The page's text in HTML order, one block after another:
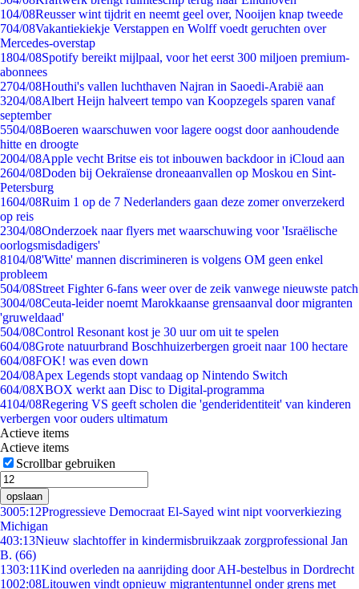
104/08Reusser wint tijdrit en neemt geel over, Nooijen knap tweede
704/08Vakantiekiekje Verstappen en Wolff voedt geruchten over
Mercedes-overstap
1804/08Spotify bereikt mijlpaal, voor het eerst 300 miljoen premium-
abonnees
2704/08Houthi's vallen luchthaven Najran in Saoedi-Arabië aan
3204/08Albert Heijn halveert tempo van Koopzegels sparen vanaf
september
5504/08Boeren waarschuwen voor lagere oogst door aanhoudende
hitte en droogte
2004/08Apple vecht Britse eis tot inbouwen backdoor in iCloud aan
2604/08Doden bij Oekraïense droneaanvallen op Moskou en Sint-
Petersburg
1604/08Ruim 1 op de 7 Nederlanders gaan deze zomer onverzekerd
op reis
2304/08Onderzoek naar flyers met waarschuwing voor 'Israëlische
oorlogsmisdadigers'
8104/08'Witte' mannen discrimineren is volgens OM geen enkel
probleem
504/08Street Fighter 6-fans weer over de zeik vanwege nieuwste patch
3004/08Ceuta-leider noemt Marokkaanse grensaanval door migranten
'gruweldaad'
504/08Control Resonant kost je 30 uur om uit te spelen
604/08Grote natuurbrand Boschhuizerbergen groeit naar 100 hectare
604/08FOK! was even down
204/08Apex Legends stopt vandaag op Nintendo Switch
604/08XBOX werkt aan Disc to Digital-programma
4104/08Regering VS geeft scholen die 'genderidentiteit' van kinderen
verbergen voor ouders ultimatum
Actieve items
Actieve items
Scrollbar gebruiken
opslaan
3005:12Progressieve Democraat El-Sayed wint nipt voorverkiezing
Michigan
403:13Nieuw slachtoffer in kindermisbruikzaak zorgprofessional Jan
B. (66)
1303:11Kind overleden na aanrijding door AH-bestelbus in Dordrecht
1002:08Litouwen vindt opnieuw migrantentunnel onder grens met